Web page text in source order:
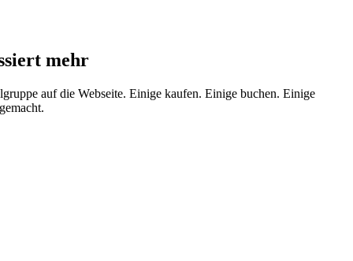
mehr
auf die Webseite. Einige kaufen. Einige buchen. Einige